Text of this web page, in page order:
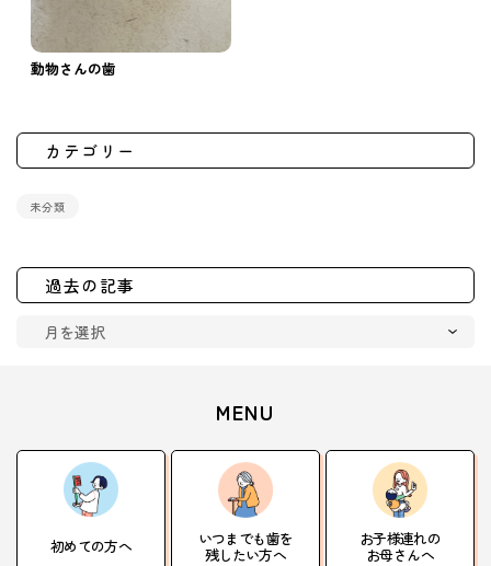
動物さんの歯
カテゴリー
未分類
過去の記事
MENU
初めての方へ いつまでも歯を
残したい方へ
お子様連れの
お母さんへ